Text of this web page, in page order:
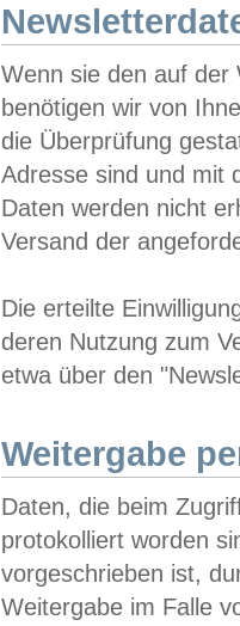
Wenn sie den auf der
benötigen wir von
die Überprüfung
Adresse sind und mit
Daten werden nicht
Versand der
Die erteilte
deren Nutzung zum
etwa über den
Weitergabe
Daten, die beim
protokolliert worden
vorgeschrieben ist,
Weitergabe im Falle